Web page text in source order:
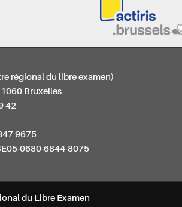
régional du libre examen)
Bruxelles
42
9675
0680-6844-8075
du Libre Examen